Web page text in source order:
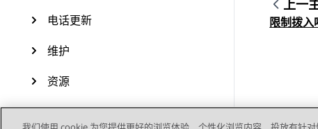
电话更新
维护
资源
Topic
上一
限制拨入